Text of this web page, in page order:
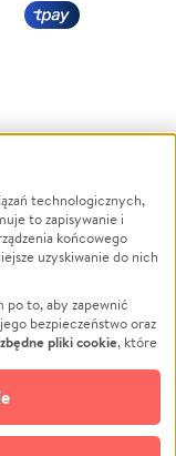
Powódź
Wichura
NGO
Edukacja
Podróż
Impreza
środowiska
Biznes
technologicznych,
to zapisywanie i
końcowego
uzyskiwanie do nich
to, aby zapewnić
bezpieczeństwo oraz
pliki cookie, które
Możesz wyrazić
momencie masz
zgodami cookie”,